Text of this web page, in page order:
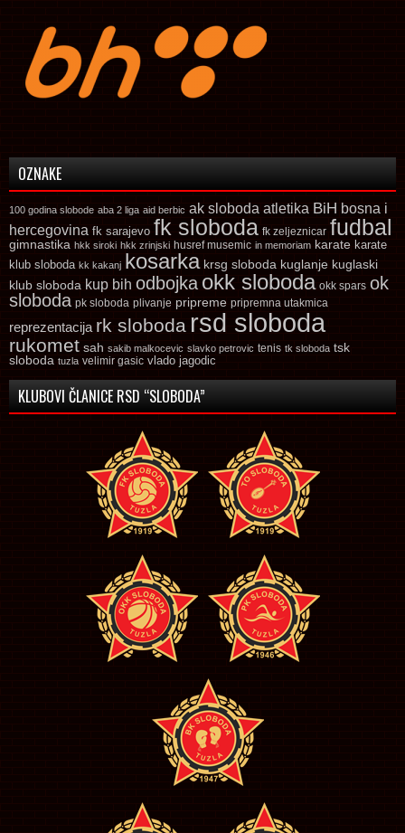
OZNAKE
100 godina slobode aba 2 liga aid berbic ak sloboda atletika BiH bosna i
hercegovina fk sarajevo fk sloboda fk zeljeznicar fudbal
gimnastika hkk siroki hkk zrinjski husref musemic in memoriam karate karate
klub sloboda kk kakanj kosarka krsg sloboda kuglanje kuglaski
klub sloboda kup bih odbojka okk sloboda okk spars ok
sloboda pk sloboda plivanje pripreme pripremna utakmica
reprezentacija rk sloboda rsd sloboda
rukomet sah sakib malkocevic slavko petrovic tenis tk sloboda tsk
sloboda tuzla velimir gasic vlado jagodic
KLUBOVI ČLANICE RSD “SLOBODA”